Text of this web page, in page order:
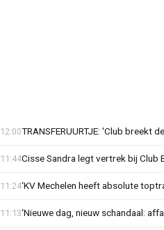
TRANSFERUURTJE: 'Club breekt
12:00
Cisse Sandra legt vertrek bij Club
11:44
‘KV Mechelen heeft absolute
11:24
‘Nieuwe dag, nieuw schandaal:
11:13